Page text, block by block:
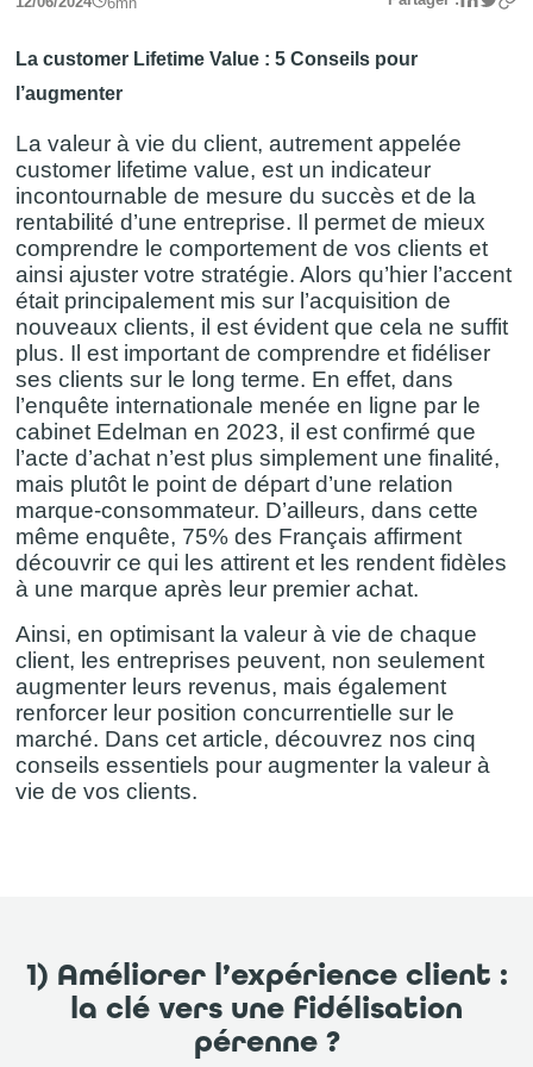
La customer Lifetime Value : 5 Conseils pour
l’augmenter
La valeur à vie du client, autrement appelée
customer lifetime value, est un indicateur
incontournable de mesure du succès et de la
rentabilité d’une entreprise. Il permet de mieux
comprendre le comportement de vos clients et
ainsi ajuster votre stratégie. Alors qu’hier l’accent
était principalement mis sur l’acquisition de
nouveaux clients, il est évident que cela ne suffit
plus. Il est important de comprendre et fidéliser
ses clients sur le long terme. En effet, dans
l’enquête internationale menée en ligne par le
cabinet Edelman en 2023, il est confirmé que
l’acte d’achat n’est plus simplement une finalité,
mais plutôt le point de départ d’une relation
marque-consommateur. D’ailleurs, dans cette
même enquête, 75% des Français affirment
découvrir ce qui les attirent et les rendent fidèles
à une marque après leur premier achat.
Ainsi, en optimisant la valeur à vie de chaque
client, les entreprises peuvent, non seulement
augmenter leurs revenus, mais également
renforcer leur position concurrentielle sur le
marché. Dans cet article, découvrez nos cinq
conseils essentiels pour augmenter la valeur à
vie de vos clients.
1) Améliorer l’expérience client :
la clé vers une fidélisation
pérenne ?